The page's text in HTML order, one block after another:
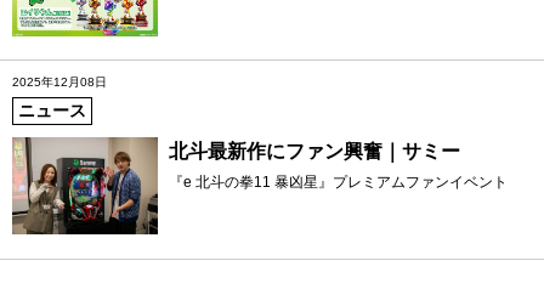
2025年12月08日
ニュース
北斗最新作にファン興奮｜サミー
『e 北斗の拳11 暴凶星』プレミアムファンイベント